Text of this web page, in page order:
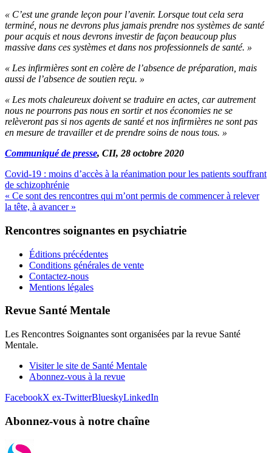
« C’est une grande leçon pour l’avenir. Lorsque tout cela sera
terminé, nous ne devrons plus jamais prendre nos systèmes de santé
pour acquis et nous devrons investir de façon beaucoup plus
massive dans ces systèmes et dans nos professionnels de santé. »
« Les infirmières sont en colère de l’absence de préparation, mais
aussi de l’absence de soutien reçu. »
« Les mots chaleureux doivent se traduire en actes, car autrement
nous ne pourrons pas nous en sortir et nos économies ne se
relèveront pas si nos agents de santé et nos infirmières ne sont pas
en mesure de travailler et de prendre soins de nous tous. »
Communiqué de presse, CII, 28 octobre 2020
Covid-19 : moins d’accès à la réanimation pour les patients souffrant
de schizophrénie
« Ce sont des rencontres qui m’ont permis de commencer à relever
la tête, à avancer »
Rencontres soignantes en psychiatrie
Éditions précédentes
Conditions générales de vente
Contactez-nous
Mentions légales
Revue Santé Mentale
Les Rencontres Soignantes sont organisées par la revue Santé
Mentale.
Visiter le site de Santé Mentale
Abonnez-vous à la revue
FacebookX ex-TwitterBlueskyLinkedIn
Abonnez-vous à notre chaîne